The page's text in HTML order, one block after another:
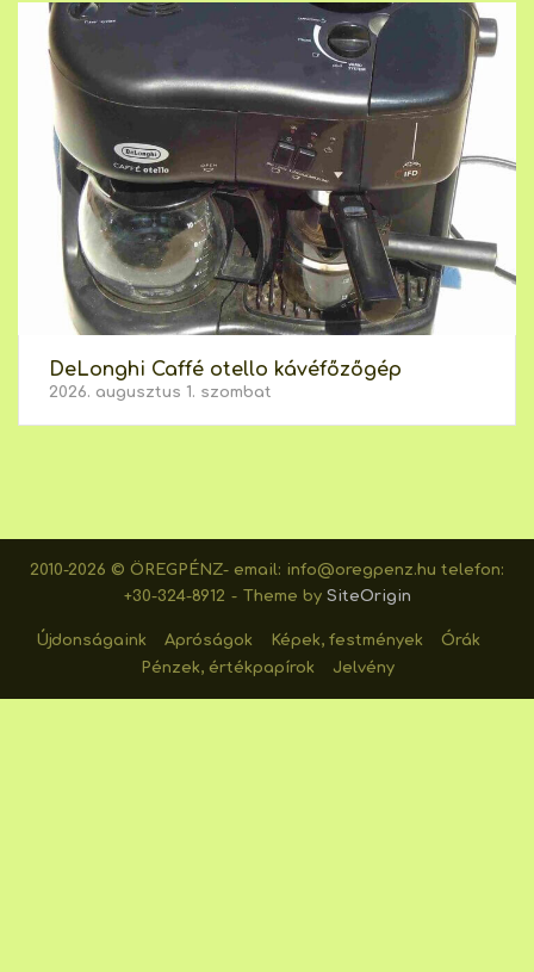
DeLonghi Caffé otello kávéfőzőgép
2026. augusztus 1. szombat
2010-2026 © ÖREGPÉNZ- email: info@oregpenz.hu telefon:
+30-324-8912
Theme by SiteOrigin
Újdonságaink Apróságok Képek, festmények
Órák
Pénzek, értékpapírok
Jelvény